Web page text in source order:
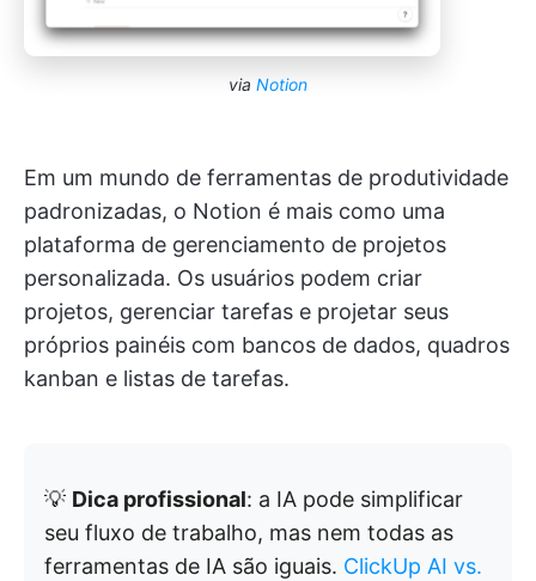
via Notion
Em um mundo de ferramentas de produtividade
padronizadas, o Notion é mais como uma
plataforma de gerenciamento de projetos
personalizada. Os usuários podem criar
projetos, gerenciar tarefas e projetar seus
próprios painéis com bancos de dados, quadros
kanban e listas de tarefas.
💡 Dica profissional: a IA pode simplificar
seu fluxo de trabalho, mas nem todas as
ferramentas de IA são iguais. ClickUp AI vs.